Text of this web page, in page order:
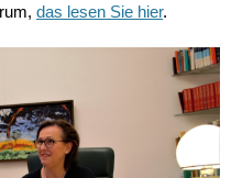
das lesen Sie hier.